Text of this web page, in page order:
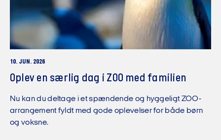
10. JUN. 2026
Oplev en særlig dag i ZOO med familien
Nu kan du deltage i et spændende og hyggeligt ZOO-
arrangement fyldt med gode oplevelser for både børn
og voksne.